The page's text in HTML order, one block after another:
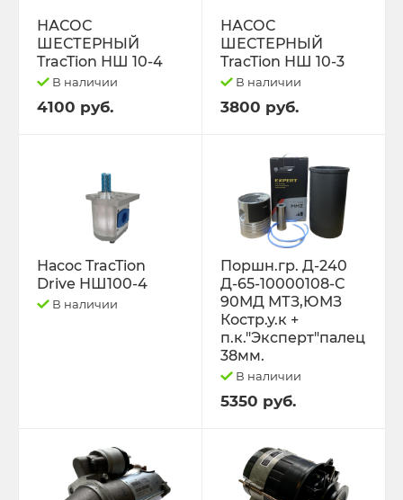
НАСОС
ШЕСТЕРНЫЙ
TracTion НШ 10-4
В наличии
4100 руб.
НАСОС
ШЕСТЕРНЫЙ
TracTion НШ 10-3
В наличии
3800 руб.
Насос TracTion
Drive НШ100-4
В наличии
Поршн.гр. Д-240
Д-65-10000108-С
90МД МТЗ,ЮМЗ
Костр.у.к +
п.к."Эксперт"палец
38мм.
В наличии
5350 руб.
Свободный код
СЕЛЬХОЗ-МАШИНЫ
ТО-49 , ТО-30. ТО-28
ТОПЛИВОПРОВОДЫ.
Трактор ДТ-175 (ВОЛГАРЬ). ВТ-100
Трактор ДТ-75,Т-4,ТДТ-55 дв.А-41/01,
Трактор К-701 К-744 К-702
Трактор МТЗ-1221 1522 1523 1025 2022.3